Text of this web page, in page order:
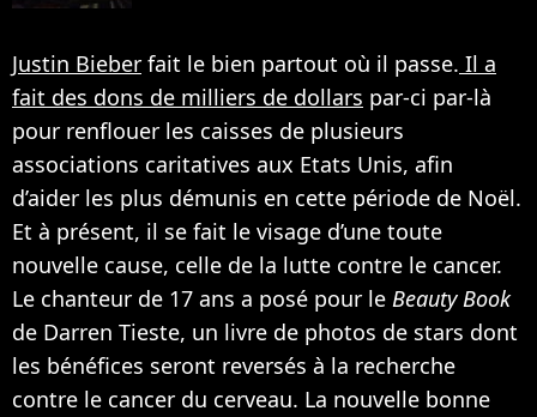
Justin Bieber fait le bien partout où il passe. Il a
fait des dons de milliers de dollars par-ci par-là
pour renflouer les caisses de plusieurs
associations caritatives aux Etats Unis, afin
d’aider les plus démunis en cette période de Noël.
Et à présent, il se fait le visage d’une toute
nouvelle cause, celle de la lutte contre le cancer.
Le chanteur de 17 ans a posé pour le Beauty Book
de Darren Tieste, un livre de photos de stars dont
les bénéfices seront reversés à la recherche
contre le cancer du cerveau. La nouvelle bonne